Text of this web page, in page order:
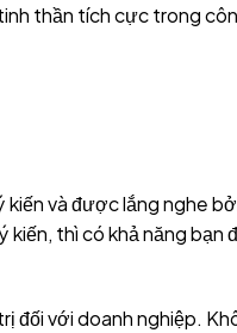
thần tích cực trong
và được lắng nghe
thì có khả năng bạn
đối với doanh nghiệp.